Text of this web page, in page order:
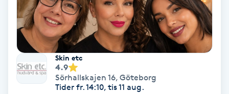
Hälsa
Hälsprickor
Idrottsmassage
Skin etc
4.9
Sörhallskajen 16, Göteborg
Tider fr. 14:10, tis 11 aug.